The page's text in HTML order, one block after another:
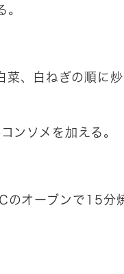
、白ねぎの順に
ンソメを加える。
オーブンで15分